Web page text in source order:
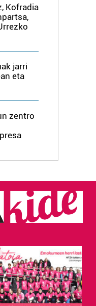
Kofradia
jarri
eta
zentro